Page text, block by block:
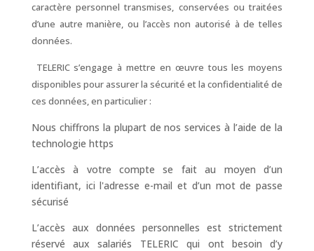
caractère personnel transmises, conservées ou traitées
d’une autre manière, ou l’accès non autorisé à de telles
données.
TELERIC s’engage à mettre en œuvre tous les moyens
disponibles pour assurer la sécurité et la confidentialité de
ces données, en particulier :
Nous chiffrons la plupart de nos services à l’aide de la
technologie https
L’accès à votre compte se fait au moyen d’un
identifiant, ici l'adresse e-mail et d’un mot de passe
sécurisé
L’accès aux données personnelles est strictement
réservé aux salariés TELERIC qui ont besoin d’y